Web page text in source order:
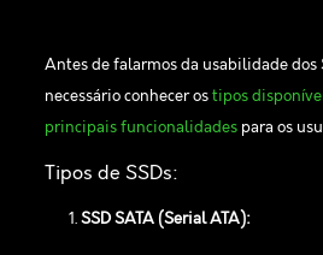
Antes de falarmos da usabilidade dos
necessário conhecer ostipos
principais funcionalidadespara os
Tipos de SSDs:
SSD SATA (Serial ATA):